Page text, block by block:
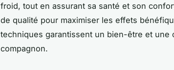
froid, tout en assurant sa santé et son
de qualité pour maximiser les effets
techniques garantissent un bien-être et une
compagnon.